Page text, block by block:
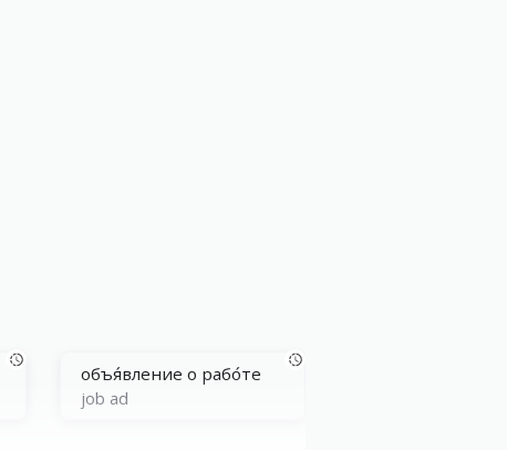
объя́вление о рабо́те
job ad